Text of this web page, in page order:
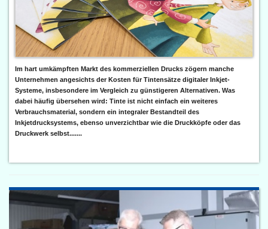
Im hart umkämpften Markt des kommerziellen Drucks zögern manche
Unternehmen angesichts der Kosten für Tintensätze digitaler Inkjet-
Systeme, insbesondere im Vergleich zu günstigeren Alternativen. Was
dabei häufig übersehen wird: Tinte ist nicht einfach ein weiteres
Verbrauchsmaterial, sondern ein integraler Bestandteil des
Inkjetdrucksystems, ebenso unverzichtbar wie die Druckköpfe oder das
Druckwerk selbst.......